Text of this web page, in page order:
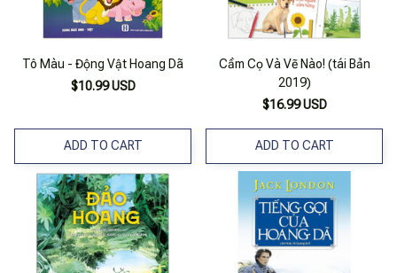
Tô Màu - Động Vật Hoang Dã
$10.99 USD
ADD TO CART
Cầm Cọ Và Vẽ Nào! (tái Bản
2019)
$16.99 USD
ADD TO CART